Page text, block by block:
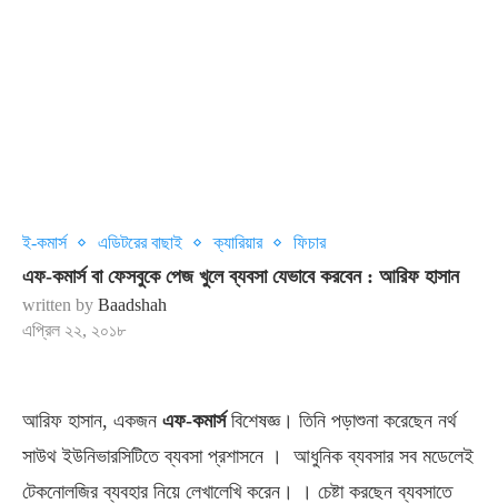
ই-কমার্স এডিটরের বাছাই ক্যারিয়ার ফিচার
এফ-কমার্স বা ফেসবুকে পেজ খুলে ব্যবসা যেভাবে করবেন : আরিফ হাসান
written by Baadshah
এপ্রিল ২২, ২০১৮
আরিফ হাসান, একজন এফ-কমার্সবিশেষজ্ঞ। তিনি পড়াশুনা করেছেন নর্থ
সাউথ ইউনিভারসিটিতে ব্যবসা প্রশাসনে । আধুনিক ব্যবসার সব মডেলেই
টেকনোলজির ব্যবহার নিয়ে লেখালেখি করেন। । চেষ্টা করছেন ব্যবসাতে